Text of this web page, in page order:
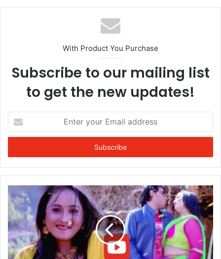
With Product You Purchase
Subscribe to our mailing list
to get the new updates!
your
Email